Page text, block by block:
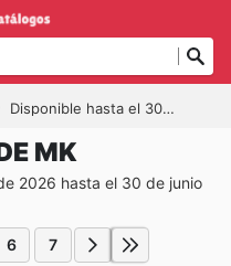
Disponible hasta el 30-06-2026
MK
2026 hasta el 30 de junio
6 7